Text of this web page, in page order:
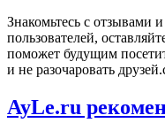
Знакомьтесь с отзывами
пользователей,
поможет будущим
и не разочаровать друзей.
AyLe.ru